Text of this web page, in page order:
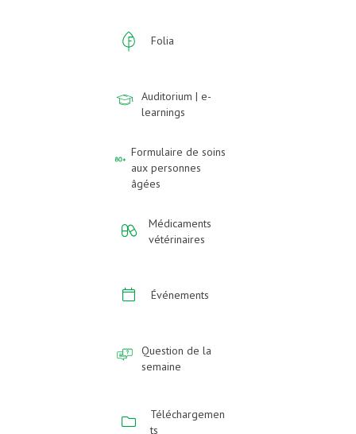
Folia
Auditorium | e-
learnings
Formulaire de soins
aux personnes
âgées
Médicaments
vétérinaires
Événements
Question de la
semaine
Téléchargemen
ts